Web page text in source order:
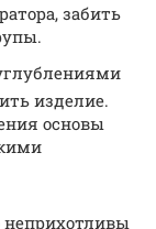
забить
изделие.
основы
неприхотливы